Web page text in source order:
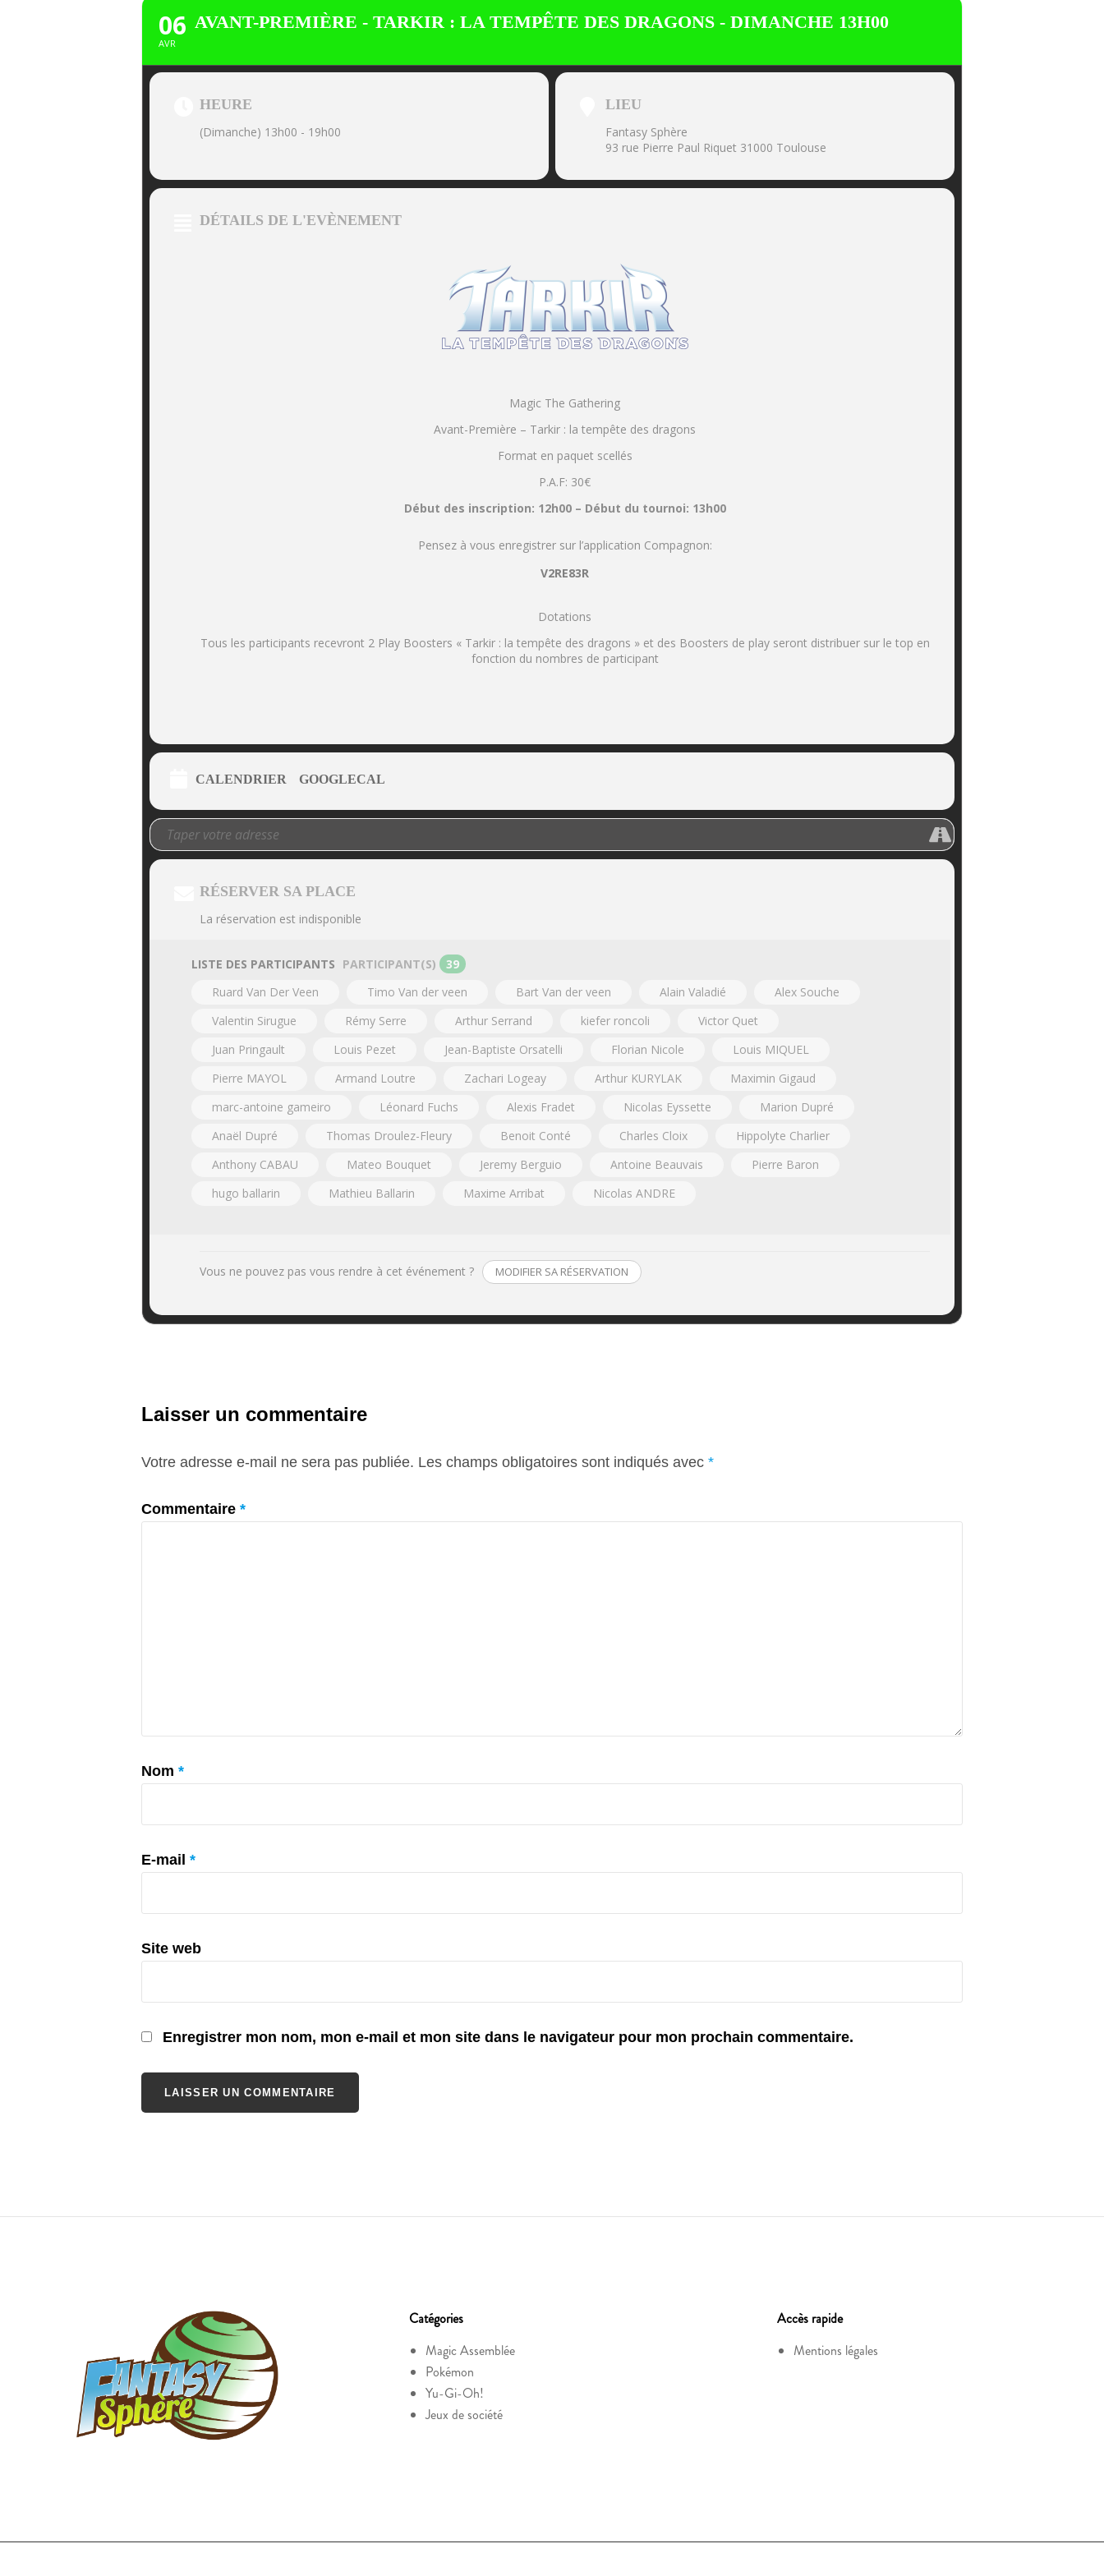
06
AVR
AVANT-PREMIÈRE - TARKIR : LA TEMPÊTE DES DRAGONS - DIMANCHE 13H00
HEURE
(Dimanche) 13h00 - 19h00
LIEU
Fantasy Sphère
93 rue Pierre Paul Riquet 31000 Toulouse
DÉTAILS DE L'EVÈNEMENT
Magic The Gathering
Avant-Première – Tarkir : la tempête des dragons
Format en paquet scellés
P.A.F: 30€
Début des inscription: 12h00 – Début du tournoi: 13h00
Pensez à vous enregistrer sur l’application Compagnon:
V2RE83R
Dotations
Tous les participants recevront 2 Play Boosters « Tarkir : la tempête des dragons » et des Boosters de play seront distribuer sur le top en
fonction du nombres de participant
CALENDRIER GOOGLECAL
RÉSERVER SA PLACE
La réservation est indisponible
LISTE DES PARTICIPANTS PARTICIPANT(S)
39
Ruard Van Der Veen
Timo Van der veen Bart Van der veen Alain Valadié
Alex Souche
Valentin Sirugue
Rémy Serre Arthur Serrand kiefer roncoli
Victor Quet
Juan Pringault
Louis Pezet Jean-Baptiste Orsatelli Florian Nicole
Louis MIQUEL
Pierre MAYOL
Armand Loutre Zachari Logeay Arthur KURYLAK
Maximin Gigaud
marc-antoine gameiro
Léonard Fuchs Alexis Fradet Nicolas Eyssette
Marion Dupré
Anaël Dupré
Thomas Droulez-Fleury Benoit Conté Charles Cloix
Hippolyte Charlier
Anthony CABAU
Mateo Bouquet Jeremy Berguio Antoine Beauvais
Pierre Baron
hugo ballarin
Mathieu Ballarin Maxime Arribat Nicolas ANDRE
Vous ne pouvez pas vous rendre à cet événement ? MODIFIER SA RÉSERVATION
Laisser un commentaire
Votre adresse e-mail ne sera pas publiée. Les champs obligatoires sont indiqués avec *
Commentaire *
Nom *
E-mail *
Site web
Enregistrer mon nom, mon e-mail et mon site dans le navigateur pour mon prochain commentaire.
Catégories
Magic Assemblée
Pokémon
Yu-Gi-Oh!
Jeux de société
Accès rapide
Mentions légales